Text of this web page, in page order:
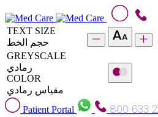
TEXT SIZE
حجم الخط
GREYSCALE
رمادي
COLOR
مقياس رمادي
Patient Portal
800 633